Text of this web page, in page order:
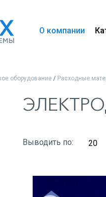
О компании
оборудование / Расходные
Выводить по: 20